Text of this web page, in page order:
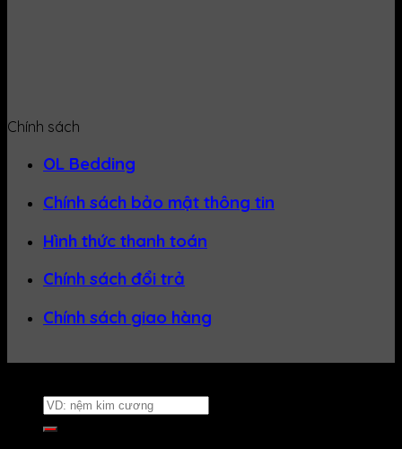
Chính sách
OL Bedding
Chính sách bảo mật thông tin
Hình thức thanh toán
Chính sách đổi trả
Chính sách giao hàng
Tìm
kiếm: